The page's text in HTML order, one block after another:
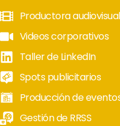
Productora audiovisual
Videos corporativos
Taller de LinkedIn
Spots publicitarios
Producción de
Gestión de RRSS